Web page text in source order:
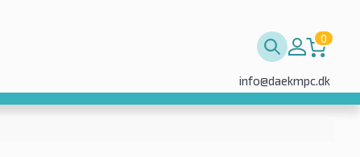
0
info@daekmpc.dk